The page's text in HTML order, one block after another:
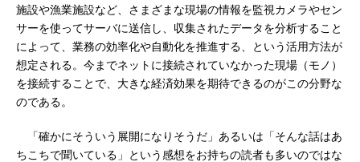
施設や漁業施設など、さまざまな現場の情報を監視カメラやセン
サーを使ってサーバに送信し、収集されたデータを分析すること
によって、業務の効率化や自動化を推進する、という活用方法が
想定される。今までネットに接続されていなかった現場（モノ）
を接続することで、大きな経済効果を期待できるのがこの分野な
のである。
「確かにそういう展開になりそうだ」あるいは「そんな話はあ
ちこちで聞いている」という感想をお持ちの読者も多いのではな